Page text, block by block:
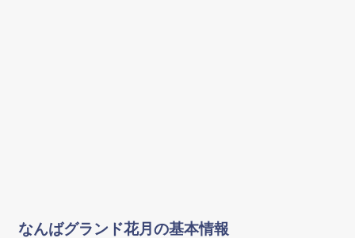
なんばグランド花月の基本情報